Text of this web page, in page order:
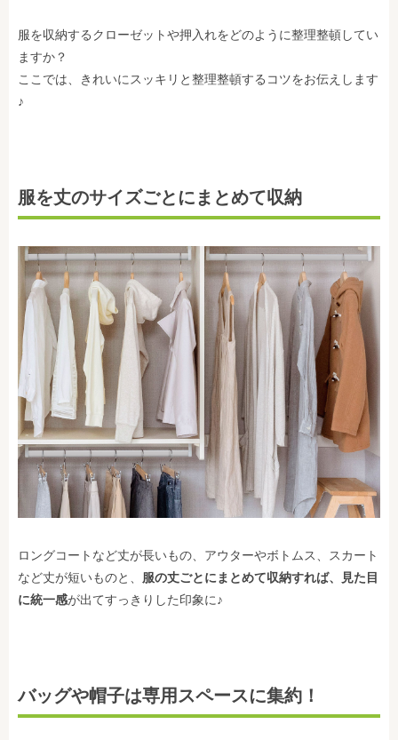
服を収納するクローゼットや押入れをどのように整理整頓してい
ますか？
ここでは、きれいにスッキリと整理整頓するコツをお伝えします
♪
服を丈のサイズごとにまとめて収納
ロングコートなど丈が長いもの、アウターやボトムス、スカート
など丈が短いものと、 服の丈ごとにまとめて収納すれば、見た目
に統一感が出てすっきりした印象に♪
バッグや帽子は専用スペースに集約！